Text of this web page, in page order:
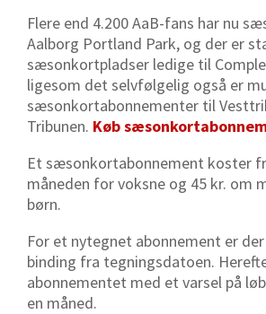
Flere end 4.200 AaB-fans har nu
Aalborg Portland Park, og der er
sæsonkortpladser ledige til
ligesom det selvfølgelig også er
sæsonkortabonnementer til
Tribunen. Køb
Et sæsonkortabonnement koster
måneden for voksne og 45 kr. om
børn.
For et nytegnet abonnement er
binding fra tegningsdatoen.
abonnementet med et varsel på
en måned.